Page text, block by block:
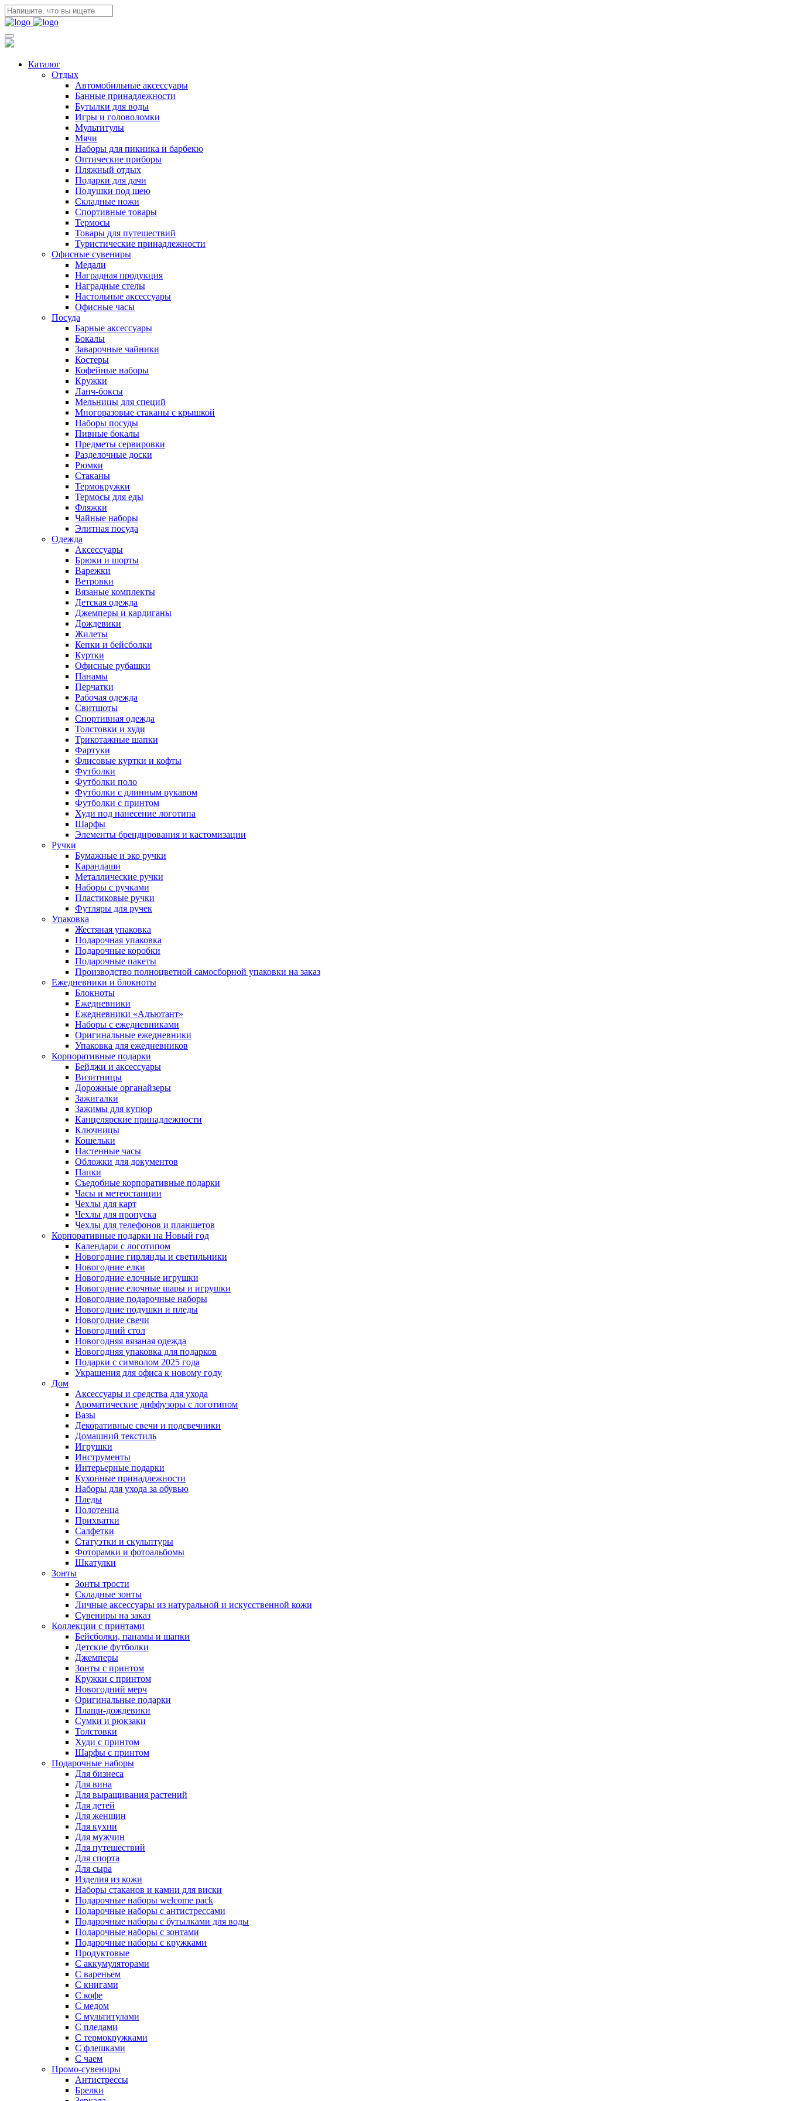
Каталог
Отдых
Автомобильные аксессуары
Банные принадлежности
Бутылки для воды
Игры и головоломки
Мультитулы
Мячи
Наборы для пикника и барбекю
Оптические приборы
Пляжный отдых
Подарки для дачи
Подушки под шею
Складные ножи
Спортивные товары
Термосы
Товары для путешествий
Туристические принадлежности
Офисные сувениры
Медали
Наградная продукция
Наградные стелы
Настольные аксессуары
Офисные часы
Посуда
Барные аксессуары
Бокалы
Заварочные чайники
Костеры
Кофейные наборы
Кружки
Ланч-боксы
Мельницы для специй
Многоразовые стаканы с крышкой
Наборы посуды
Пивные бокалы
Предметы сервировки
Разделочные доски
Рюмки
Стаканы
Термокружки
Термосы для еды
Фляжки
Чайные наборы
Элитная посуда
Одежда
Аксессуары
Брюки и шорты
Варежки
Ветровки
Вязаные комплекты
Детская одежда
Джемперы и кардиганы
Дождевики
Жилеты
Кепки и бейсболки
Куртки
Офисные рубашки
Панамы
Перчатки
Рабочая одежда
Свитшоты
Спортивная одежда
Толстовки и худи
Трикотажные шапки
Фартуки
Флисовые куртки и кофты
Футболки
Футболки поло
Футболки с длинным рукавом
Футболки с принтом
Худи под нанесение логотипа
Шарфы
Элементы брендирования и кастомизации
Ручки
Бумажные и эко ручки
Карандаши
Металлические ручки
Наборы с ручками
Пластиковые ручки
Футляры для ручек
Упаковка
Жестяная упаковка
Подарочная упаковка
Подарочные коробки
Подарочные пакеты
Производство полноцветной самосборной упаковки на заказ
Ежедневники и блокноты
Блокноты
Ежедневники
Ежедневники «Адъютант»
Наборы с ежедневниками
Оригинальные ежедневники
Упаковка для ежедневников
Корпоративные подарки
Бейджи и аксессуары
Визитницы
Дорожные органайзеры
Зажигалки
Зажимы для купюр
Канцелярские принадлежности
Ключницы
Кошельки
Настенные часы
Обложки для документов
Папки
Съедобные корпоративные подарки
Часы и метеостанции
Чехлы для карт
Чехлы для пропуска
Чехлы для телефонов и планшетов
Корпоративные подарки на Новый год
Календари с логотипом
Новогодние гирлянды и светильники
Новогодние елки
Новогодние елочные игрушки
Новогодние елочные шары и игрушки
Новогодние подарочные наборы
Новогодние подушки и пледы
Новогодние свечи
Новогодний стол
Новогодняя вязаная одежда
Новогодняя упаковка для подарков
Подарки с символом 2025 года
Украшения для офиса к новому году
Дом
Аксессуары и средства для ухода
Ароматические диффузоры с логотипом
Вазы
Декоративные свечи и подсвечники
Домашний текстиль
Игрушки
Инструменты
Интерьерные подарки
Кухонные принадлежности
Наборы для ухода за обувью
Пледы
Полотенца
Прихватки
Салфетки
Статуэтки и скульптуры
Фоторамки и фотоальбомы
Шкатулки
Зонты
Зонты трости
Складные зонты
Личные аксессуары из натуральной и искусственной кожи
Сувениры на заказ
Коллекции с принтами
Бейсболки, панамы и шапки
Детские футболки
Джемперы
Зонты с принтом
Кружки с принтом
Новогодний мерч
Оригинальные подарки
Плащи-дождевики
Сумки и рюкзаки
Толстовки
Худи с принтом
Шарфы с принтом
Подарочные наборы
Для бизнеса
Для вина
Для выращивания растений
Для детей
Для женщин
Для кухни
Для мужчин
Для путешествий
Для спорта
Для сыра
Изделия из кожи
Наборы стаканов и камни для виски
Подарочные наборы welcome pack
Подарочные наборы с антистрессами
Подарочные наборы с бутылками для воды
Подарочные наборы с зонтами
Подарочные наборы с кружками
Продуктовые
С аккумуляторами
С вареньем
С книгами
С кофе
С медом
С мультитулами
С пледами
С термокружками
С флешками
С чаем
Промо-сувениры
Антистрессы
Брелки